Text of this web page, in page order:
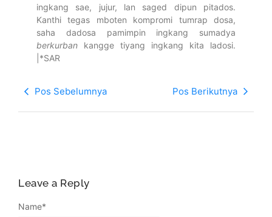
ingkang sae, jujur, lan saged dipun pitados.
Kanthi tegas mboten kompromi tumrap dosa,
saha dadosa pamimpin ingkang sumadya
berkurban kangge tiyang ingkang kita ladosi.
|*SAR
Pos Sebelumnya Pos Berikutnya
Leave a Reply
Name*